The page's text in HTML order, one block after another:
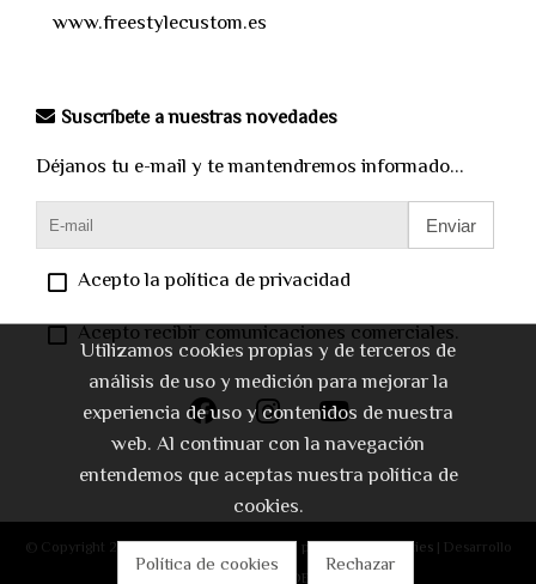
www.freestylecustom.es
Suscríbete a nuestras novedades
Déjanos tu e-mail y te mantendremos informado...
Enviar
Acepto la política de privacidad
Acepto recibir comunicaciones comerciales.
© Copyright 2026 |Aviso legal|Política de privacidad|Cookies| Desarrollo
Utilizamos cookies propias y de terceros de
análisis de uso y medición para mejorar la
experiencia de uso y contenidos de nuestra
web. Al continuar con la navegación
entendemos que aceptas nuestra política de
cookies.
Política de cookies Rechazar